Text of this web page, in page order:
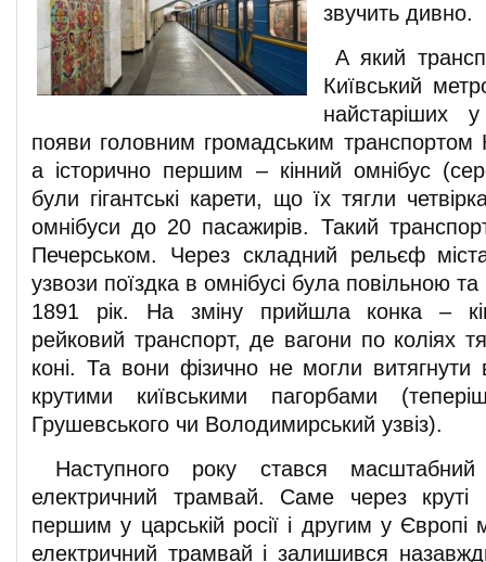
звучить дивно.
А який
Київський
найстаріших
появи головним громадським
а історично першим – кінний омнібус
були гігантські карети, що їх тягли
омнібуси до 20 пасажирів. Такий
Печерськом. Через складний рельєф
узвози поїздка в омнібусі була повільною
1891 рік. На зміну прийшла конка –
рейковий транспорт, де вагони по коліях
коні. Та вони фізично не могли витягнути
крутими київськими пагорбами
Грушевського чи Володимирський узвіз).
Наступного року стався масштабний
електричний трамвай. Саме через круті
першим у царській росії і другим у Європі
електричний трамвай і залишився